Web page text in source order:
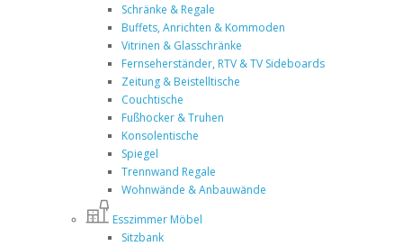
Schränke & Regale
Buffets, Anrichten & Kommoden
Vitrinen & Glasschränke
Fernseherständer, RTV & TV Sideboards
Zeitung & Beistelltische
Couchtische
Fußhocker & Truhen
Konsolentische
Spiegel
Trennwand Regale
Wohnwände & Anbauwände
Esszimmer Möbel
Sitzbank